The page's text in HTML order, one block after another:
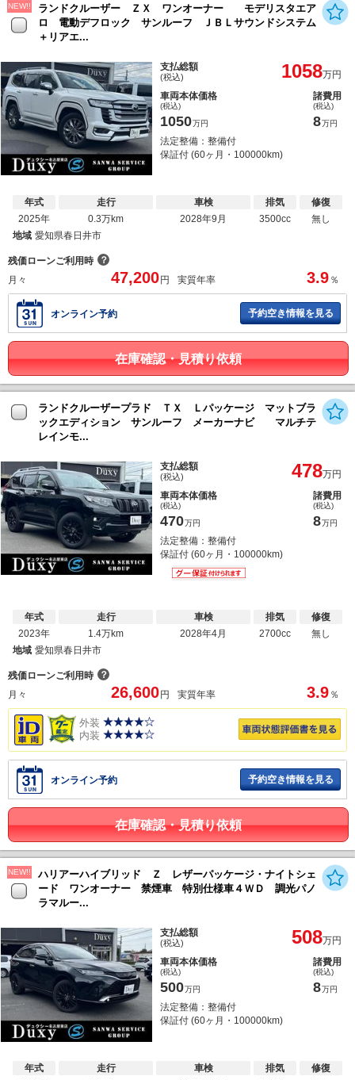
NEW!!
ランドクルーザー ＺＸ ワンオーナー モデリスタエア
ロ 電動デフロック サンルーフ ＪＢＬサウンドシステム
＋リアエ...
支払総額
(税込) 1058万円
車両本体価格
(税込)
1050万円
諸費用
(税込)
8万円
法定整備：整備付
保証付 (60ヶ月・100000km)
年式
2025年
走行
0.3万km
車検
2028年9月
排気
3500cc
修復
無し
地域 愛知県春日井市
残価ローンご利用時 ？
月々
47,200円 実質年率 3.9 ％
オンライン予約 予約空き情報を見る
在庫確認・見積り依頼
ランドクルーザープラド ＴＸ Ｌパッケージ マットブラ
ックエディション サンルーフ メーカーナビ マルチテ
レインモ...
支払総額
(税込) 478万円
車両本体価格
(税込)
470万円
諸費用
(税込)
8万円
法定整備：整備付
保証付 (60ヶ月・100000km)
年式
2023年
走行
1.4万km
車検
2028年4月
排気
2700cc
修復
無し
地域 愛知県春日井市
残価ローンご利用時 ？
月々
26,600 円 実質年率 3.9 ％
外装
内装
オンライン予約 予約空き情報を見る
在庫確認・見積り依頼
NEW!!
ハリアーハイブリッド Ｚ レザーパッケージ・ナイトシェ
ード ワンオーナー 禁煙車 特別仕様車４ＷＤ 調光パノ
ラマルー...
支払総額
(税込) 508万円
車両本体価格
(税込)
500万円
諸費用
(税込)
8万円
法定整備：整備付
保証付 (60ヶ月・100000km)
年式
走行
車検
排気
修復